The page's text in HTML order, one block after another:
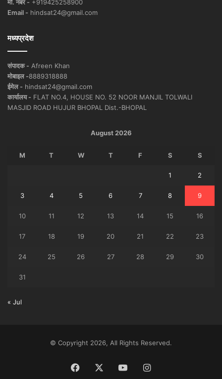
मो. नंबर - +919425258900
Email - hindsat24@gmail.com
मध्यप्रदेश
संपादक - Afreen Khan
मोबाइल -8889318888
ईमेल - hindsat24@gmail.com
कार्यालय - FLAT NO.4, HOUSE NO. 52 NOOR MANJIL TOLWALI
MASJID ROAD HUJUR BHOPAL Dist.-BHOPAL
August 2026
M T W T F S S
1 2
3 4 5 6 7 8 9
10 11 12 13 14 15 16
17 18 19 20 21 22 23
24 25 26 27 28 29 30
31
« Jul
© Copyright 2026, All Rights Reserved.
Facebook YouTubeInstagram